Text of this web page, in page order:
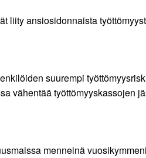
liity ansiosidonnaista
suurempi
työttömyyskassojen
menneinä